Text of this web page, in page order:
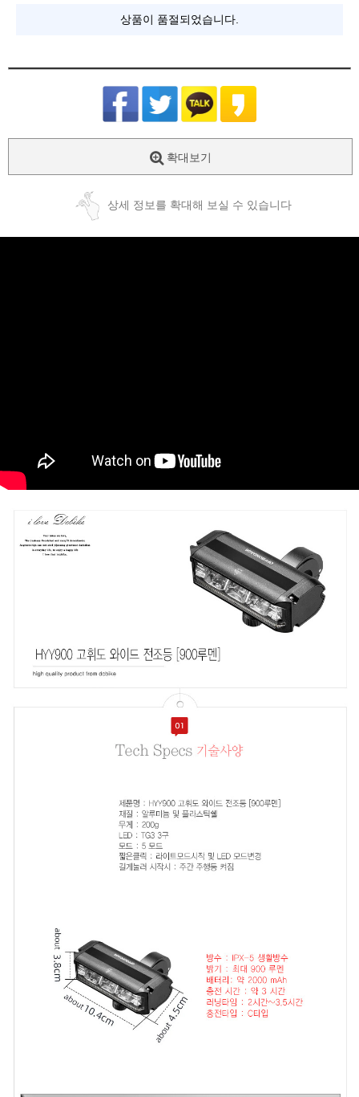
상품이 품절되었습니다.
확대보기
상세 정보를 확대해 보실 수 있습니다